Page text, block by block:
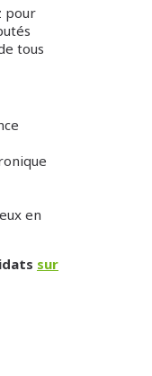
pour
tous
en
sur